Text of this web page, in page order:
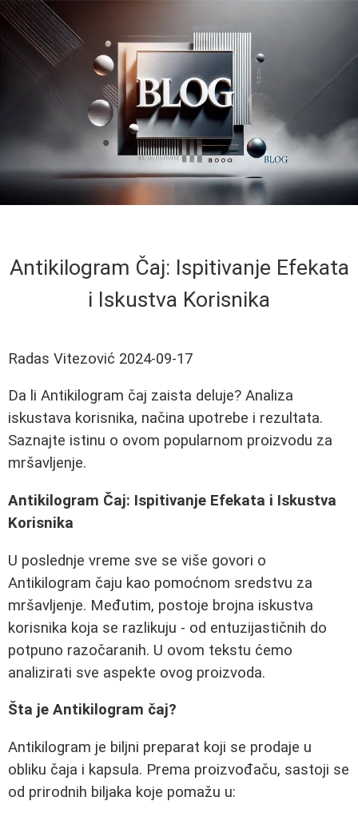
Antikilogram Čaj: Ispitivanje Efekata
i Iskustva Korisnika
Radas Vitezović 2024-09-17
Da li Antikilogram čaj zaista deluje? Analiza
iskustava korisnika, načina upotrebe i rezultata.
Saznajte istinu o ovom popularnom proizvodu za
mršavljenje.
Antikilogram Čaj: Ispitivanje Efekata i Iskustva
Korisnika
U poslednje vreme sve se više govori o
Antikilogram čaju kao pomoćnom sredstvu za
mršavljenje. Međutim, postoje brojna iskustva
korisnika koja se razlikuju - od entuzijastičnih do
potpuno razočaranih. U ovom tekstu ćemo
analizirati sve aspekte ovog proizvoda.
Šta je Antikilogram čaj?
Antikilogram je biljni preparat koji se prodaje u
obliku čaja i kapsula. Prema proizvođaču, sastoji se
od prirodnih biljaka koje pomažu u: